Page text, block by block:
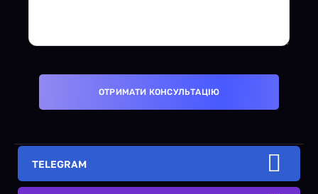
TELEGRAM